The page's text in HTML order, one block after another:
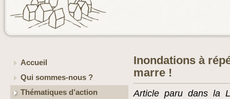
Accueil
Qui sommes-nous ?
Thématiques d’action
Inondations à
marre !
Article paru dans la